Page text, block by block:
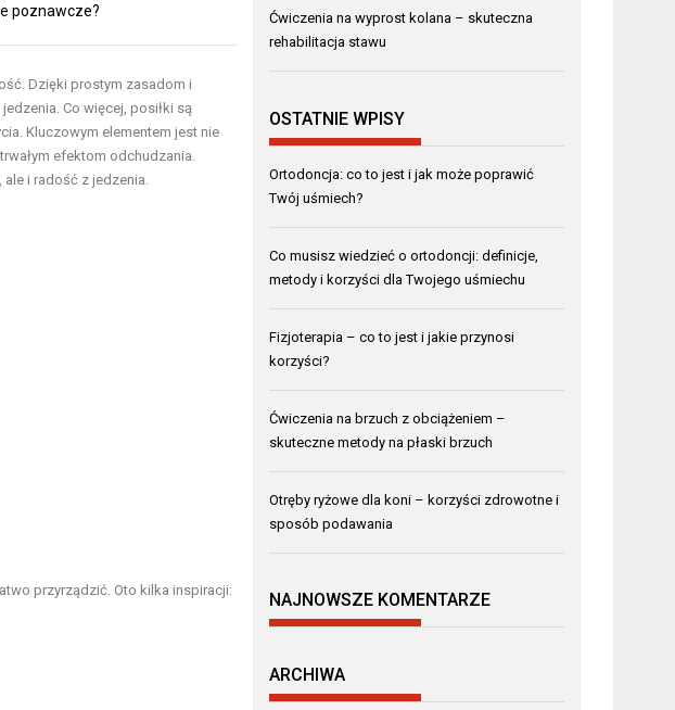
poznawcze?
Dzięki prostym zasadom i
Co więcej, posiłki są
Kluczowym elementem jest nie
efektom odchudzania.
i radość z jedzenia.
przyrządzić. Oto kilka inspiracji:
Ćwiczenia na wyprost kolana – skuteczna
rehabilitacja stawu
OSTATNIE WPISY
Ortodoncja: co to jest i jak może poprawić
Twój uśmiech?
Co musisz wiedzieć o ortodoncji: definicje,
metody i korzyści dla Twojego uśmiechu
Fizjoterapia – co to jest i jakie przynosi
korzyści?
Ćwiczenia na brzuch z obciążeniem –
skuteczne metody na płaski brzuch
Otręby ryżowe dla koni – korzyści zdrowotne i
sposób podawania
NAJNOWSZE KOMENTARZE
ARCHIWA